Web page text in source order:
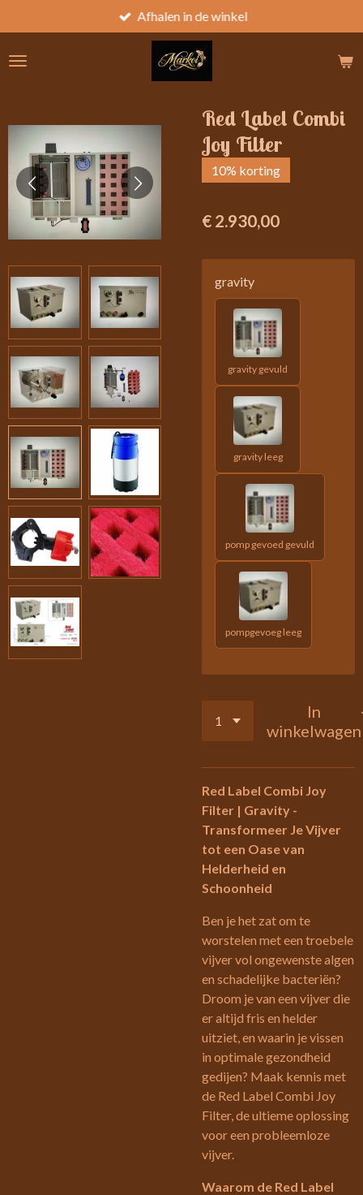
direct
naar
Afhalen in de winkel
Red Label Combi
Joy Filter
10% korting
€ 2.930,00
gravity
gravity gevuld
gravity leeg
pomp gevoed gevuld
pompgevoeg leeg
In
winkelwagen
Red Label Combi Joy
Filter | Gravity -
Transformeer Je Vijver
tot een Oase van
Helderheid en
Schoonheid
Ben je het zat om te
worstelen met een troebele
vijver vol ongewenste algen
en schadelijke bacteriën?
Droom je van een vijver die
er altijd fris en helder
uitziet, en waarin je vissen
in optimale gezondheid
gedijen? Maak kennis met
de Red Label Combi Joy
Filter, de ultieme oplossing
voor een probleemloze
vijver.
Waarom de Red Label